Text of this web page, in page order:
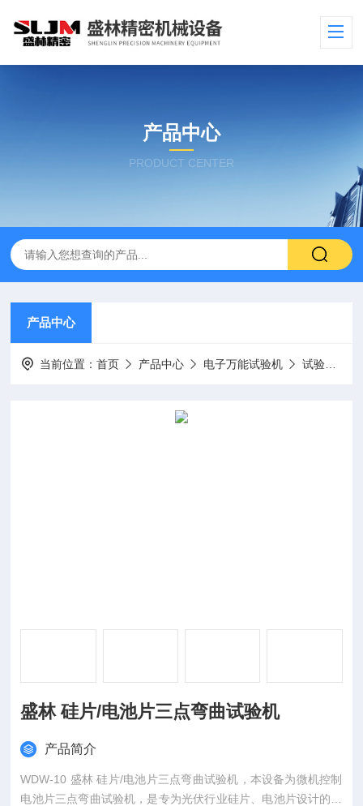
产品中心
PRODUCT CENTER
产品中心
当前位置：首页 产品中心 电子万能试验机 试验机
盛林 硅片/电池片三点弯曲试验机
产品简介
WDW-10 盛林 硅片/电池片三点弯曲试验机，本设备为微机控制
电池片三点弯曲试验机，是专为光伏行业硅片、电池片设计的专